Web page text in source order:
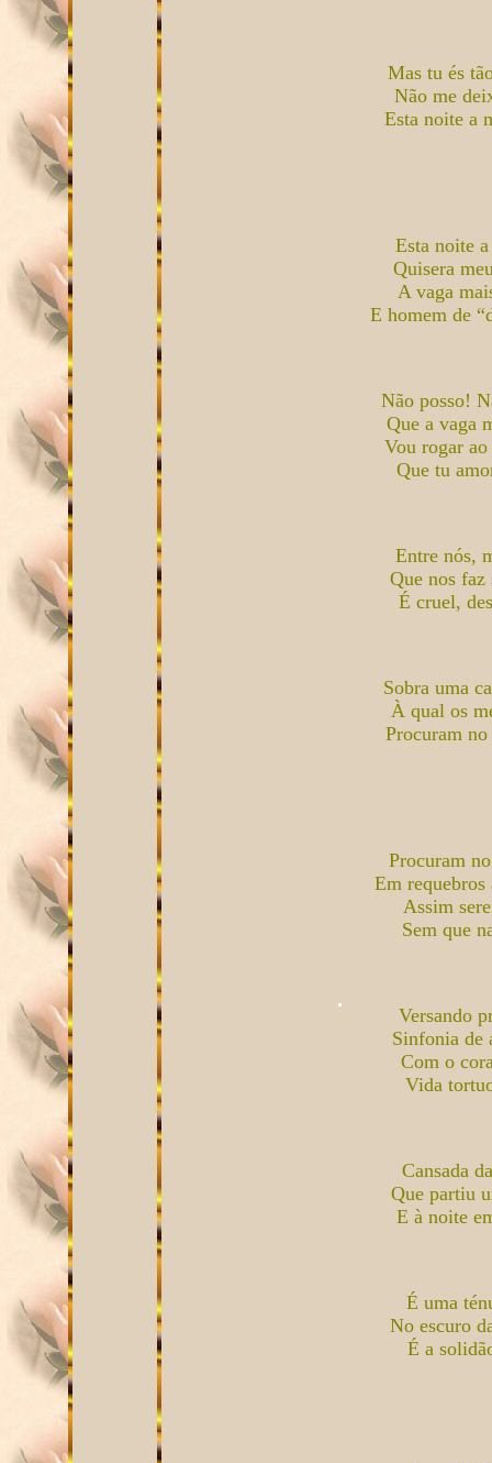
Mas tu és
Não me
Esta noite a
Esta noite
Quisera
A vaga
E homem de
Não posso!
Que a vaga
Vou rogar
Que tu
Entre nós,
Que nos faz
É cruel,
Sobra uma
À qual os
Procuram
Procuram
Em requebros
Assim
Sem que
Versando
Sinfonia de
Com o
Vida
Cansada
Que partiu
E à noite
É uma
No escuro
É a